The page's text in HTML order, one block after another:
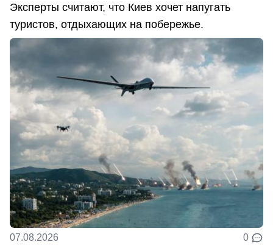
Эксперты считают, что Киев хочет напугать
туристов, отдыхающих на побережье.
07.08.2026 0